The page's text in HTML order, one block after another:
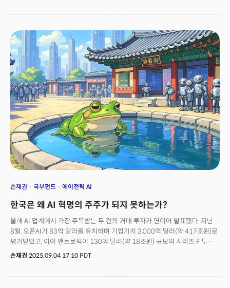
오픈AI는 연환산 매출 130억 달러 대비 기업가치는 3000억 달러로 23배,
앤트로픽은 연매출 50억 달러 대비 1830억 달러로 36배에 달한다. 이런
극단적 밸류에이션이 가능한 이유는 AI 기업들이 단순한 소프트웨어 회사가
아니라 차세대 인프라 플랫폼으로 평가받고 있기 때문이다.현재 AI 기업에
올인 중인 글로벌(실리콘밸리) 투자자들은 AI 기업을 1990년대 인터넷
인프라나 2000년대 모바일 플랫폼과 같은 관점에서 바라본다. 당시
아마존이나 구글, 애플도 초기에는 현재 매출 대비 수십 배의 밸류에이션을
받았지만 결과적으로는 전체 경제 생태계를 재편하면서 그 가치를 충분히
입증했다. 마찬가지로 AI 기업들도 단순히 현재의 구독료나 API 사용료로
평가받는 것이 아니라 향후 모든 소프트웨어와 서비스에 AI가 내재화
(embedded)되면서 창출할 수 있는 시장규모(addressable market)로
평가받고 있다. 즉, 시장규모를 '인구(사용자)'로 보는 것이 아니라 AI가 산업과
비즈니스 전반에 적용되어 창출할 수 있는 새로운 가치, 생산성 향상, 업무
자동화, 그리고 경제적 파급 효과 전체로 평가한다. 즉, AI 혁명기를 '산업혁명'
중요한 것은 네트워크 효과와 데이터 피드백 루프의 가치다. 오픈AI는 7억
이는 다시 더 많은 사용자를 끌어들이는 선순환 구조를 만든다. 이런 네트워크
효과는 전통적인 DCF(할인현금흐름) 모델로는 측정하기 어려운 가치다. AI
기업들의 수익성 구조 자체가 기존 소프트웨어 기업과 다르다. 전통적 SaaS
기업은 고객을 확보한 후 점진적으로 매출을 늘려가지만 AI 기업들은 모델이
임계점을 넘으면 기하급수적(exponential) 성장이 가능하다. 오픈AI는 GPT-
4 출시 후 불과 1년 만에 연매출이 10배 이상 증가했는데 이는 전통적인 기업
손재권 국부펀드 에이전틱 AI
한국은 왜 AI 혁명의 주주가 되지 못하는가?
올해 AI 업계에서 가장 주목받는 두 건의 거대 투자가 연이어 발표됐다. 지난
8월, 오픈AI가 83억 달러를 유치하며 기업가치 3,000억 달러(약 417조원)로
평가받았고, 이어 앤트로픽이 130억 달러(약 18조원) 규모의 시리즈 F 투자를
성공적으로 마무리했다. 기업가치는 1380억달러(약 254조원)에 달했다. 두
손재권 2025.09.04 17:10 PDT